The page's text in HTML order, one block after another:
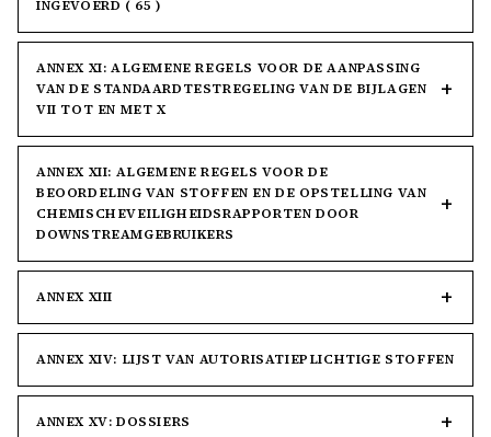
INGEVOERD ( 65 )
ANNEX XI: ALGEMENE REGELS VOOR DE AANPASSING
VAN DE STANDAARDTESTREGELING VAN DE BIJLAGEN
VII TOT EN MET X
ANNEX XII: ALGEMENE REGELS VOOR DE
BEOORDELING VAN STOFFEN EN DE OPSTELLING VAN
CHEMISCHEVEILIGHEIDSRAPPORTEN DOOR
DOWNSTREAMGEBRUIKERS
ANNEX XIII
ANNEX XIV: LIJST VAN AUTORISATIEPLICHTIGE STOFFEN
ANNEX XV: DOSSIERS